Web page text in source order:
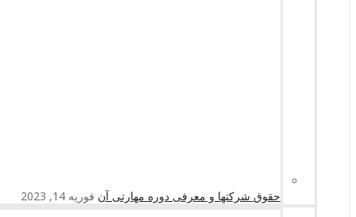
حقوق شرکتها و معرفی دوره مهارتی آن فوریه 14, 2023